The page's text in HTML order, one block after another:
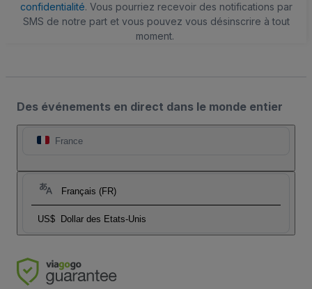
confidentialité. Vous pourriez recevoir des notifications par
SMS de notre part et vous pouvez vous désinscrire à tout
moment.
Des événements en direct dans le monde entier
France
Français (FR)
US$ Dollar des Etats-Unis